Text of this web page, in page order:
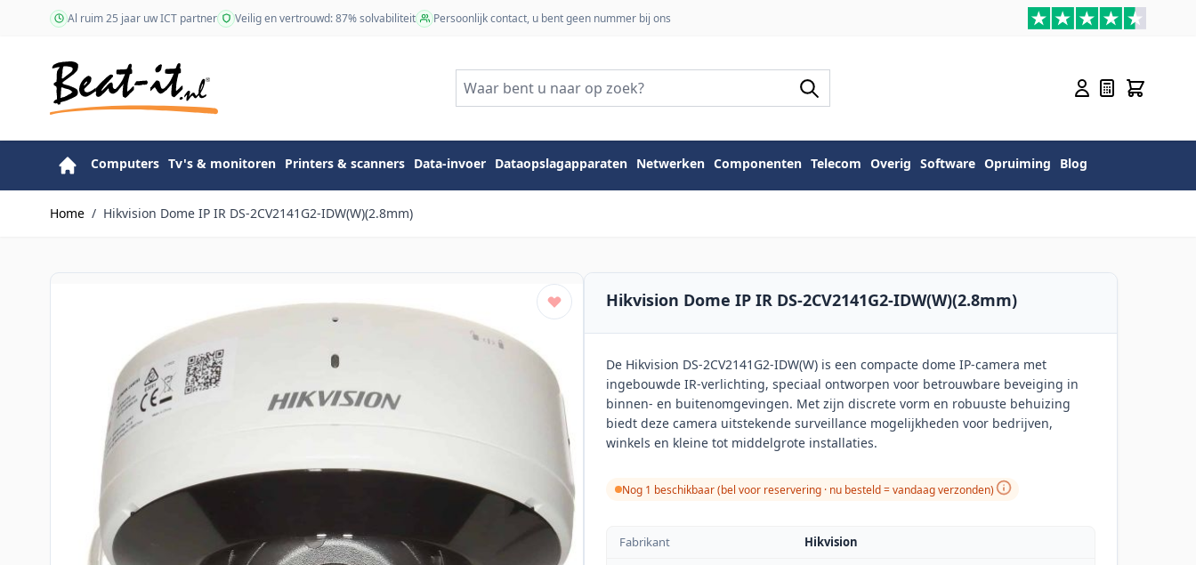
Ga naar de inhoudAl ruim 25 jaar uw ICT partner Veilig en vertrouwd: 87% solvabiliteit Persoonlijk contact, u bent geen nummer bij ons
Computers Tv's & monitoren Printers & scanners Data-invoer Dataopslagapparaten Netwerken Componenten Telecom Overig Software Opruiming Blog
Home / Hikvision Dome IP IR DS-2CV2141G2-IDW(W)(2.8mm)
Hikvision Dome IP IR DS-2CV2141G2-IDW(W)(2.8mm)
De Hikvision DS-2CV2141G2-IDW(W) is een compacte dome IP-camera met
ingebouwde IR-verlichting, speciaal ontworpen voor betrouwbare beveiging in
binnen- en buitenomgevingen. Met zijn discrete vorm en robuuste behuizing
biedt deze camera uitstekende surveillance mogelijkheden voor bedrijven,
winkels en kleine tot middelgrote installaties.
Nog 1 beschikbaar (bel voor reservering · nu besteld = vandaag verzonden)
Fabrikant
Hikvision